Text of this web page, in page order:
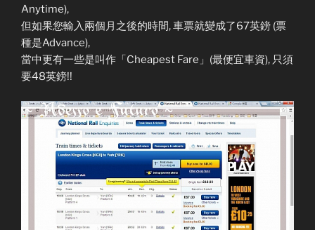
Anytime),
但如果您輸入兩個月之後的時間, 車票就變成了67英鎊 (票
種是Advance),
當中更有一些是叫作「Cheapest Fare」(最便宜車資), 只須
要48英鎊!!